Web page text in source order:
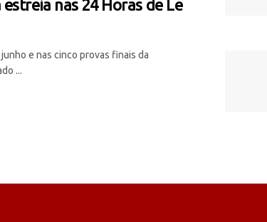
nas 24 Horas de Le
e nas cinco provas finais da
...